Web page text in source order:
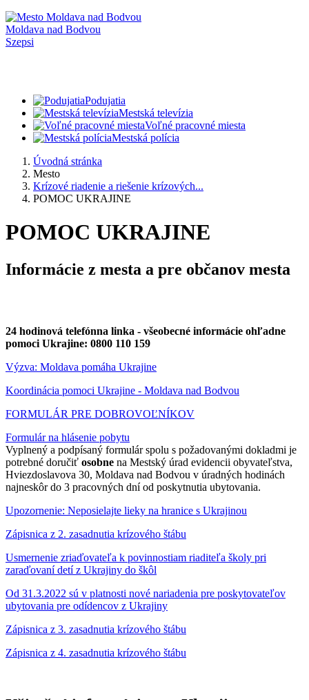
Moldava nad Bodvou
Szepsi
Podujatia
Mestská televízia
Voľné pracovné miesta
Mestská polícia
Úvodná stránka
Mesto
Krízové riadenie a riešenie krízových...
POMOC UKRAJINE
POMOC UKRAJINE
Informácie z mesta a pre občanov mesta
24 hodinová telefónna linka - všeobecné informácie ohľadne
pomoci Ukrajine: 0800 110 159
Výzva: Moldava pomáha Ukrajine
Koordinácia pomoci Ukrajine - Moldava nad Bodvou
FORMULÁR PRE DOBROVOĽNÍKOV
Formulár na hlásenie pobytu
Vyplnený a podpísaný formulár spolu s požadovanými dokladmi je
potrebné doručiť osobne na Mestský úrad evidencii obyvateľstva,
Hviezdoslavova 30, Moldava nad Bodvou v úradných hodinách
najneskôr do 3 pracovných dní od poskytnutia ubytovania.
Upozornenie: Neposielajte lieky na hranice s Ukrajinou
Zápisnica z 2. zasadnutia krízového štábu
Usmernenie zriaďovateľa k povinnostiam riaditeľa školy pri
zaraďovaní detí z Ukrajiny do škôl
Od 31.3.2022 sú v platnosti nové nariadenia pre poskytovateľov
ubytovania pre odídencov z Ukrajiny
Zápisnica z 3. zasadnutia krízového štábu
Zápisnica z 4. zasadnutia krízového štábu